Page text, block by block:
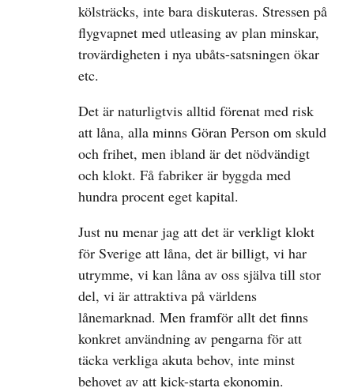
kölsträcks, inte bara diskuteras. Stressen på
flygvapnet med utleasing av plan minskar,
trovärdigheten i nya ubåts-satsningen ökar
etc.
Det är naturligtvis alltid förenat med risk
att låna, alla minns Göran Person om skuld
och frihet, men ibland är det nödvändigt
och klokt. Få fabriker är byggda med
hundra procent eget kapital.
Just nu menar jag att det är verkligt klokt
för Sverige att låna, det är billigt, vi har
utrymme, vi kan låna av oss själva till stor
del, vi är attraktiva på världens
lånemarknad. Men framför allt det finns
konkret användning av pengarna för att
täcka verkliga akuta behov, inte minst
behovet av att kick-starta ekonomin.